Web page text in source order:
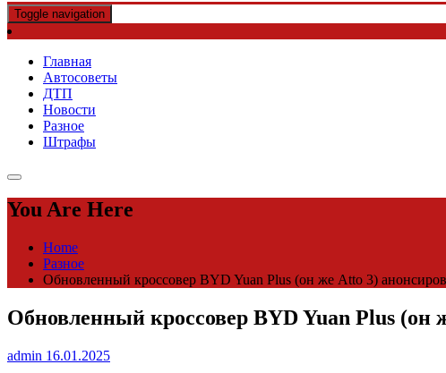
Toggle navigation
Главная
Автосоветы
ДТП
Новости
Разное
Штрафы
You Are Here
Home
Разное
Обновленный кроссовер BYD Yuan Plus (он же Atto 3)
Обновленный кроссовер BYD Yuan Plus (он
admin 16.01.2025